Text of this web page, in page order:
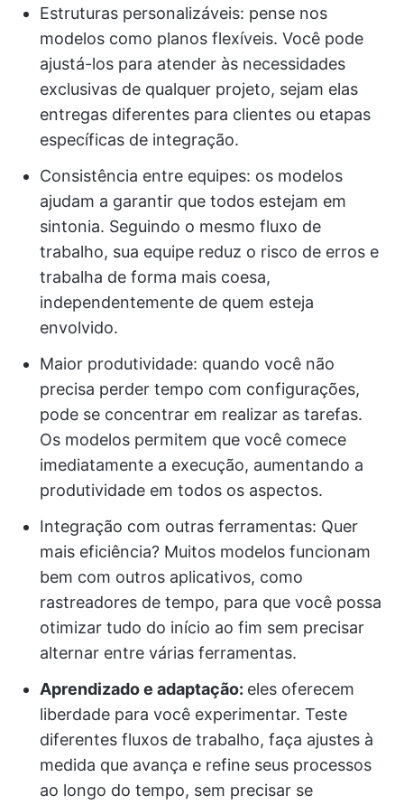
Estruturas personalizáveis: pense nos
modelos como planos flexíveis. Você pode
ajustá-los para atender às necessidades
exclusivas de qualquer projeto, sejam elas
entregas diferentes para clientes ou etapas
específicas de integração.
Consistência entre equipes: os modelos
ajudam a garantir que todos estejam em
sintonia. Seguindo o mesmo fluxo de
trabalho, sua equipe reduz o risco de erros e
trabalha de forma mais coesa,
independentemente de quem esteja
envolvido.
Maior produtividade: quando você não
precisa perder tempo com configurações,
pode se concentrar em realizar as tarefas.
Os modelos permitem que você comece
imediatamente a execução, aumentando a
produtividade em todos os aspectos.
Integração com outras ferramentas: Quer
mais eficiência? Muitos modelos funcionam
bem com outros aplicativos, como
rastreadores de tempo, para que você possa
otimizar tudo do início ao fim sem precisar
alternar entre várias ferramentas.
Aprendizado e adaptação: eles oferecem
liberdade para você experimentar. Teste
diferentes fluxos de trabalho, faça ajustes à
medida que avança e refine seus processos
ao longo do tempo, sem precisar se